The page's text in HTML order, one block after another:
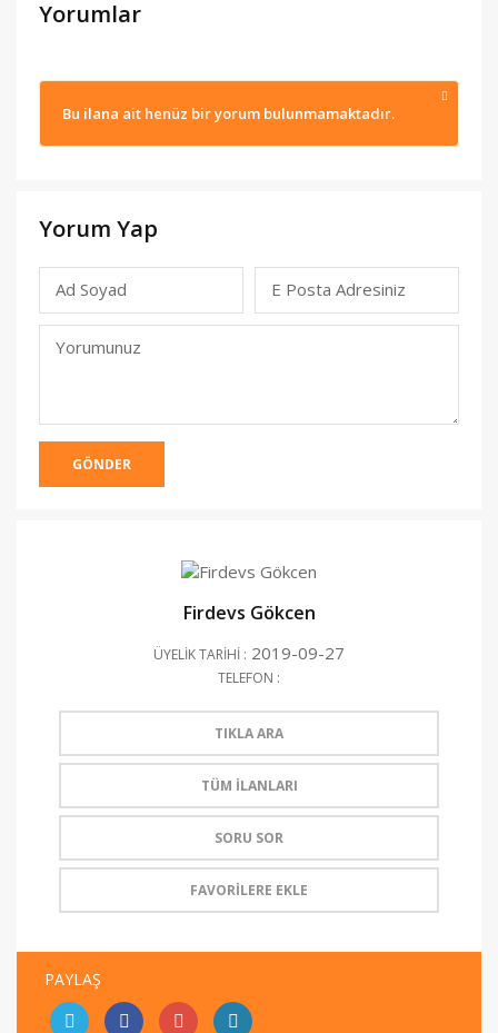
Yorumlar
Bu ilana ait henüz bir yorum bulunmamaktadır.
Yorum Yap
Ad Soyad E Posta Adresiniz
Yorumunuz
GÖNDER
Firdevs Gökcen
ÜYELİK TARİHİ : 2019-09-27
TELEFON :
TIKLA ARA
TÜM İLANLARI
SORU SOR
FAVORİLERE EKLE
PAYLAŞ